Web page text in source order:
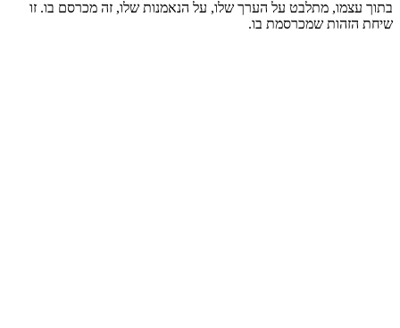
בתוך עצמו, מתלבט על הערך שלו, על הנאמנות שלו, זה מכרסם בו. זו
שיחת הזהות שמכרסמת בו.